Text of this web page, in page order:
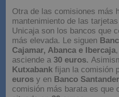
Otra de las comisiones más
mantenimiento de las
Unicaja son los bancos que
más elevada. Le siguen
Cajamar, Abanca e Ibercaja
asciende a 30 euros.
Kutxabank fijan la comisión
euros y en Banco Santander
comisión más barata es que